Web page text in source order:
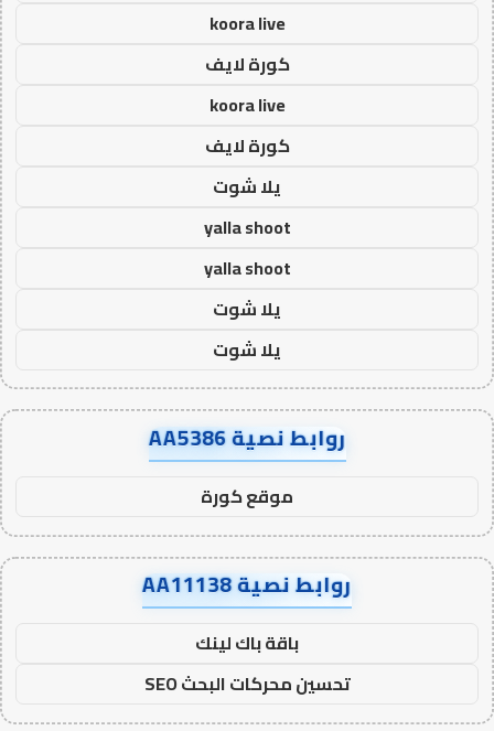
koora live
كورة لايف
koora live
كورة لايف
يلا شوت
yalla shoot
yalla shoot
يلا شوت
يلا شوت
روابط نصية AA5386
موقع كورة
روابط نصية AA11138
باقة باك لينك
تحسين محركات البحث SEO